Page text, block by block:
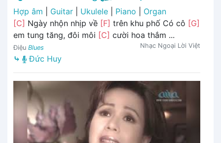
Hợp âm
Guitar Ukulele Piano
Organ
[C] Ngày nhộn nhịp về [F] trên khu phố Có cô [G]
em tung tăng, đôi môi [C] cười hoa thắm ...
Điệu Blues Nhạc Ngoại Lời Việt
⤷ Đức Huy